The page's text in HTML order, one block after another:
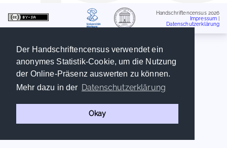
Der Handschriftencensus verwendet ein
anonymes Statistik-Cookie, um die Nutzung
der Online-Präsenz auswerten zu können.
Mehr dazu in der Datenschutzerklärung
Okay
Handschriftencensus 2026
Impressum
Datenschutzerklärung